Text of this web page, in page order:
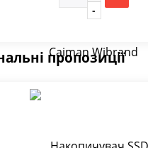
пропозиції